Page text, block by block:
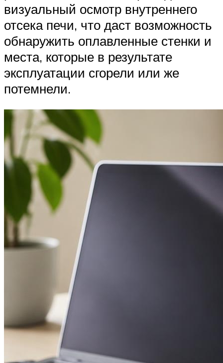
визуальный осмотр внутреннего
отсека печи, что даст возможность
обнаружить оплавленные стенки и
места, которые в результате
эксплуатации сгорели или же
потемнели.